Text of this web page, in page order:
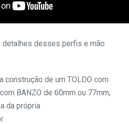
detalhes desses perfis e mão
construção de um TOLDO com
BANZO de 60mm ou 77mm,
da própria